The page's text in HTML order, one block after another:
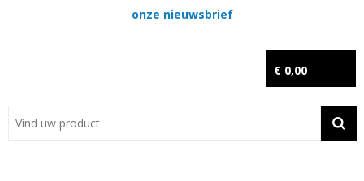
onze nieuwsbrief
€ 0,00
Contact